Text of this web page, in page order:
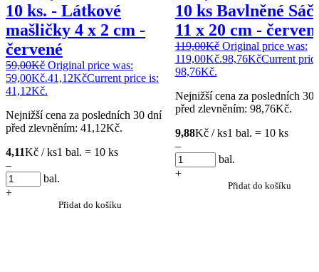
10 ks. - Látkové
mašličky 4 x 2 cm -
červené
59,00Kč Original price was:
59,00Kč.41,12KčCurrent price is:
41,12Kč.
Nejnižší cena za posledních 30 dní
před zlevněním: 41,12Kč.
4,11Kč / ks1 bal. = 10 ks
–
bal.
+
Přidat do košíku
10 ks Bavlněné
11 x 20 cm -
119,00Kč Original price was:
119,00Kč.98,76KčCurrent
98,76Kč.
Nejnižší cena za posledních 30
před zlevněním: 98,76Kč.
9,88Kč / ks1 bal. = 10 ks
–
bal.
+
Přidat do košíku